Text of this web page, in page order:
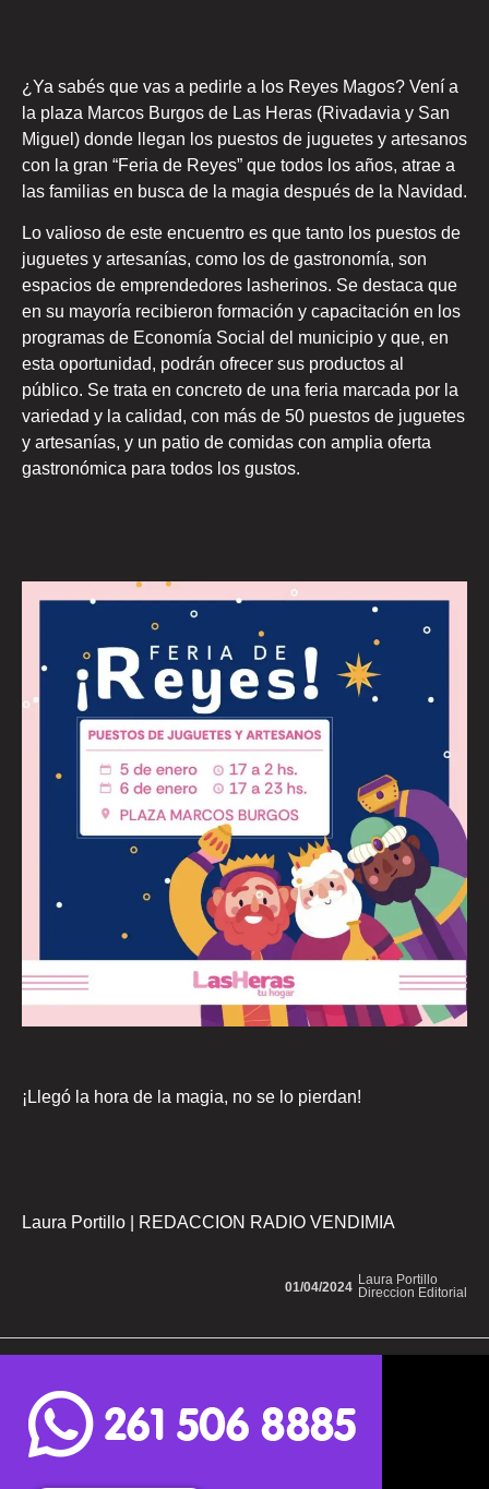
¿Ya sabés que vas a pedirle a los Reyes Magos? Vení a
la plaza Marcos Burgos de Las Heras (Rivadavia y San
Miguel) donde llegan los puestos de juguetes y artesanos
con la gran “Feria de Reyes” que todos los años, atrae a
las familias en busca de la magia después de la Navidad.
Lo valioso de este encuentro es que tanto los puestos de
juguetes y artesanías, como los de gastronomía, son
espacios de emprendedores lasherinos. Se destaca que
en su mayoría recibieron formación y capacitación en los
programas de Economía Social del municipio y que, en
esta oportunidad, podrán ofrecer sus productos al
público. Se trata en concreto de una feria marcada por la
variedad y la calidad, con más de 50 puestos de juguetes
y artesanías, y un patio de comidas con amplia oferta
gastronómica para todos los gustos.
¡Llegó la hora de la magia, no se lo pierdan!
Laura Portillo | REDACCION RADIO VENDIMIA
Laura Portillo
Direccion Editorial
01/04/2024